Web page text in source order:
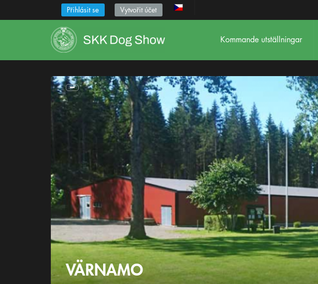
Přihlásit se Vytvořit účet
Kommande utställningar
VÄRNAMO